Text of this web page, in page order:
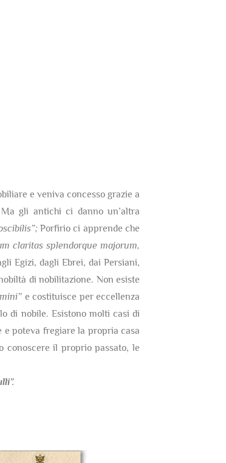
e veniva concesso grazie a
gli antichi ci danno un’altra
Porfirio ci apprende che
claritas splendorque majorum,
Egizi, dagli Ebrei, dai Persiani,
di nobilitazione. Non esiste
e costituisce per eccellenza
di nobile. Esistono molti casi di
e poteva fregiare la propria casa
conoscere il proprio passato, le